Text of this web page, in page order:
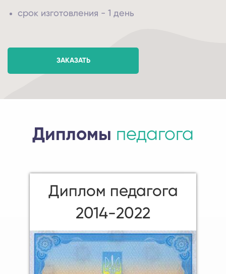
срок изготовления - 1 день
ЗАКАЗАТЬ
Дипломы педагога
Диплом педагога
2014-2022